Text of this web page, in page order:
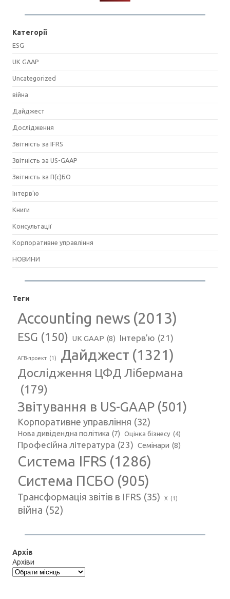
Категорії
ESG
UK GAAP
Uncategorized
війна
Дайджест
Дослідження
Звітність за IFRS
Звітність за US-GAAP
Звітність за П(с)БО
Інтерв'ю
Книги
Консультації
Корпоративне управління
НОВИНИ
Теги
Accounting news (2013)
ESG (150) UK GAAP (8) Інтерв'ю (21)
АГВ-проект (1) Дайджест (1321)
Дослідження ЦФД Лібермана
(179)
Звітування в US-GAAP (501)
Корпоративне управління (32)
Нова дивідендна політика (7) Оцінка бізнесу (4)
Професійна література (23) Семінари (8)
Система IFRS (1286)
Система ПСБО (905)
Трансформація звітів в IFRS (35) Х (1)
війна (52)
Архів
Архіви